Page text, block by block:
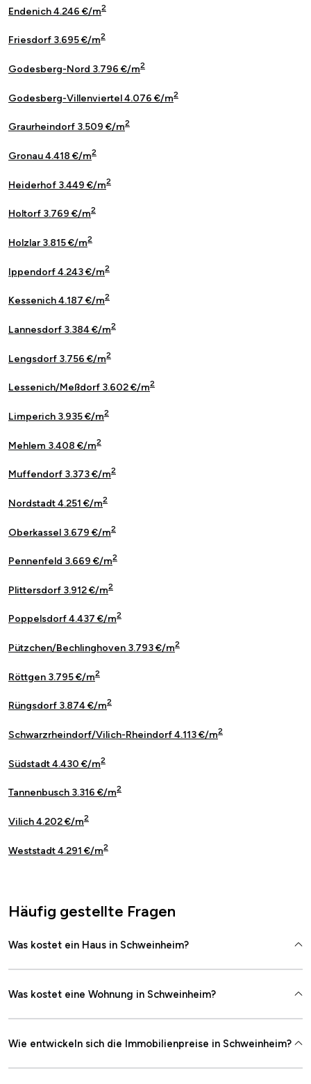
Endenich 4.246 €/m2
Friesdorf 3.695 €/m2
Godesberg-Nord 3.796 €/m2
Godesberg-Villenviertel 4.076 €/m2
Graurheindorf 3.509 €/m2
Gronau 4.418 €/m2
Heiderhof 3.449 €/m2
Holtorf 3.769 €/m2
Holzlar 3.815 €/m2
Ippendorf 4.243 €/m2
Kessenich 4.187 €/m2
Lannesdorf 3.384 €/m2
Lengsdorf 3.756 €/m2
Lessenich/Meßdorf 3.602 €/m2
Limperich 3.935 €/m2
Mehlem 3.408 €/m2
Muffendorf 3.373 €/m2
Nordstadt 4.251 €/m2
Oberkassel 3.679 €/m2
Pennenfeld 3.669 €/m2
Plittersdorf 3.912 €/m2
Poppelsdorf 4.437 €/m2
Pützchen/Bechlinghoven 3.793 €/m2
Röttgen 3.795 €/m2
Rüngsdorf 3.874 €/m2
Schwarzrheindorf/Vilich-Rheindorf 4.113 €/m2
Südstadt 4.430 €/m2
Tannenbusch 3.316 €/m2
Vilich 4.202 €/m2
Weststadt 4.291 €/m2
Häufig gestellte Fragen
Was kostet ein Haus in Schweinheim?
Was kostet eine Wohnung in Schweinheim?
Wie entwickeln sich die Immobilienpreise in Schweinheim?